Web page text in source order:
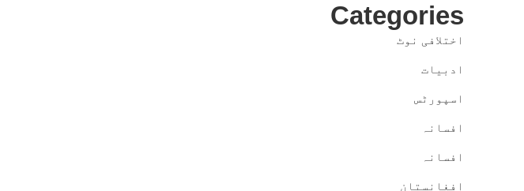
Categories
اختلافی نوٹ
ادبیات
اسپورٹس
افسانہ
افسانہ
افغانستان